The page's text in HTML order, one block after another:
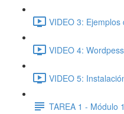
VIDEO 3:
VIDEO 4:
VIDEO 5:
TAREA 1 - Módulo 1